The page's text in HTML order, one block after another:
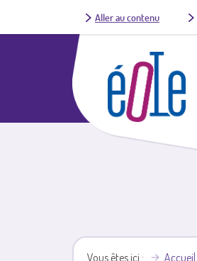
Aller au contenu
Vous êtes ici Accueil